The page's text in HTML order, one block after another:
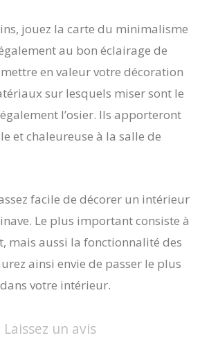
jouez la carte du minimalisme
au bon éclairage de
en valeur votre décoration
sur lesquels miser sont le
l’osier. Ils apporteront
et chaleureuse à la salle de
facile de décorer un intérieur
Le plus important consiste à
mais aussi la fonctionnalité des
ainsi envie de passer le plus
votre intérieur.
Laissez un avis